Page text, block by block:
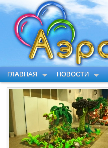
ГЛАВНАЯ НОВОСТИ